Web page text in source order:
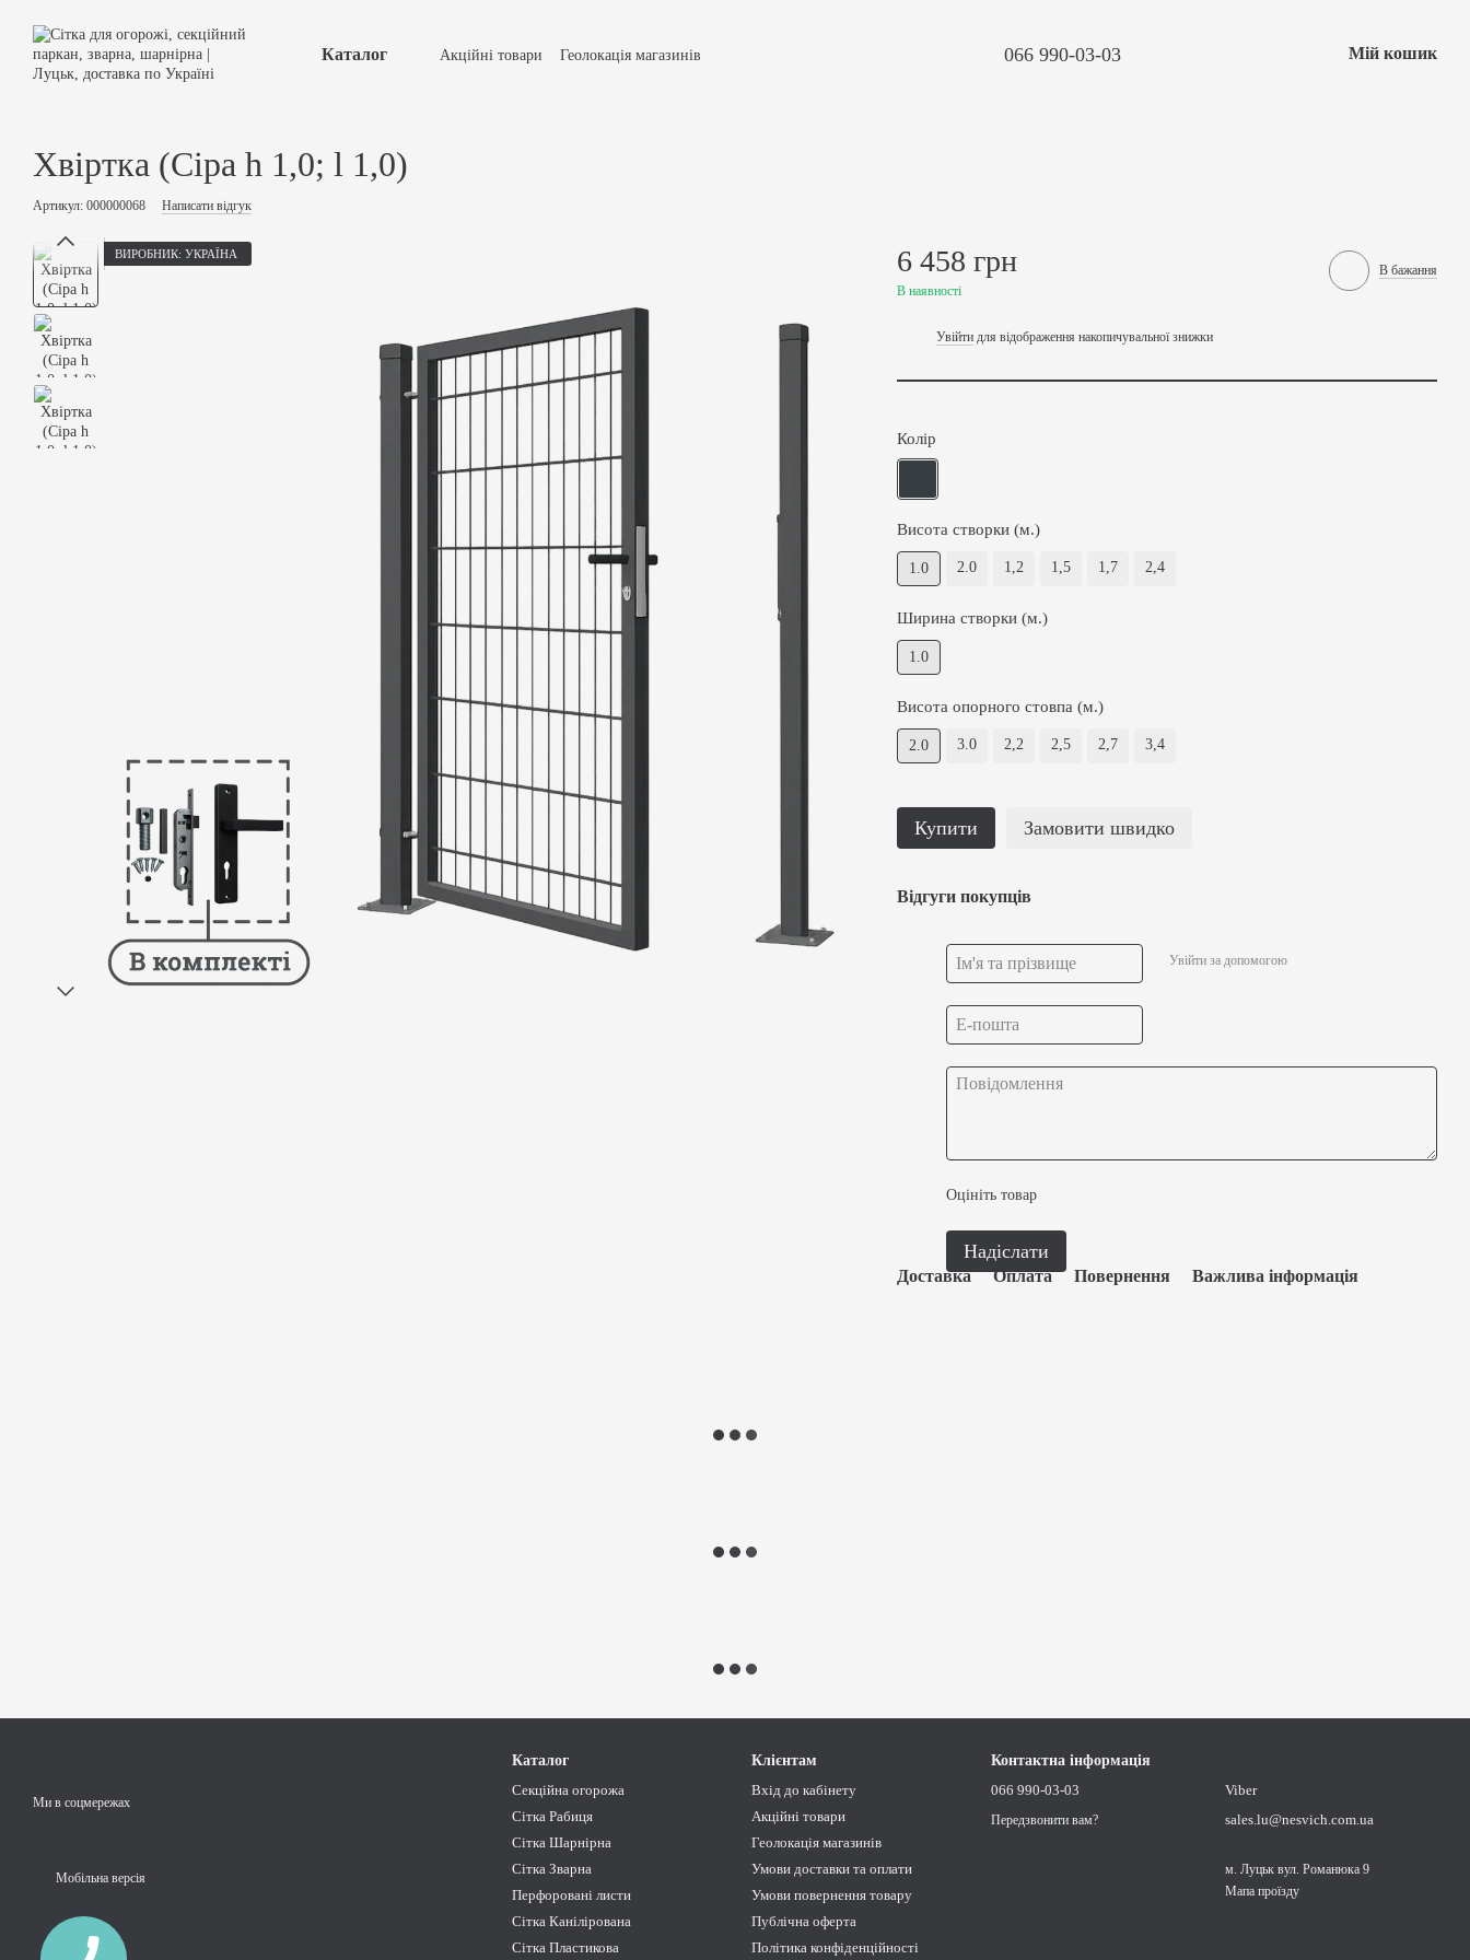
Каталог Акційні товари
Геолокація магазинів
066 990-03-03 Мій кошик
Хвіртка (Сіра h 1,0; l 1,0)
Артикул: 000000068 Написати відгук
ВИРОБНИК: УКРАЇНА 6 458 грн
В наявності
В бажання
Увійти для відображення накопичувальної знижки
Колір
Висота створки (м.)
1.0 2.0 1,2 1,5 1,7 2,4
Ширина створки (м.)
1.0
Висота опорного стовпа (м.)
2.0 3.0 2,2 2,5 2,7 3,4
Купити Замовити швидко
Відгуги покупців
Увійти за допомогою
Оцініть товар
Надіслати
Доставка Оплата Повернення Важлива інформація
Ми в соцмережах
Мобільна версія
Каталог
Секційна огорожа
Сітка Рабиця
Сітка Шарнірна
Сітка Зварна
Перфоровані листи
Сітка Канілірована
Сітка Пластикова
Клієнтам
Вхід до кабінету
Акційні товари
Геолокація магазинів
Умови доставки та оплати
Умови повернення товару
Публічна оферта
Політика конфіденційності
Контактна інформація
066 990-03-03
Передзвонити вам?
Viber
sales.lu@nesvich.com.ua
м. Луцьк вул. Романюка 9
Мапа проїзду